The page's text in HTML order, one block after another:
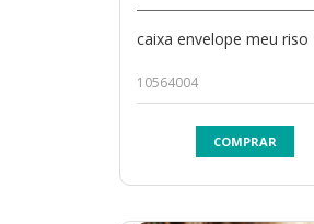
caixa envelope meu riso
10564004
COMPRAR